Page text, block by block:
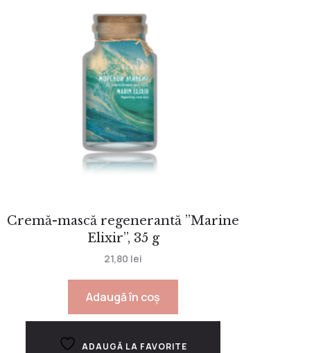
Cremă-mască regenerantă ”Marine
Elixir”, 35 g
21,80 lei
Adaugă în coș
ADAUGĂ LA FAVORITE